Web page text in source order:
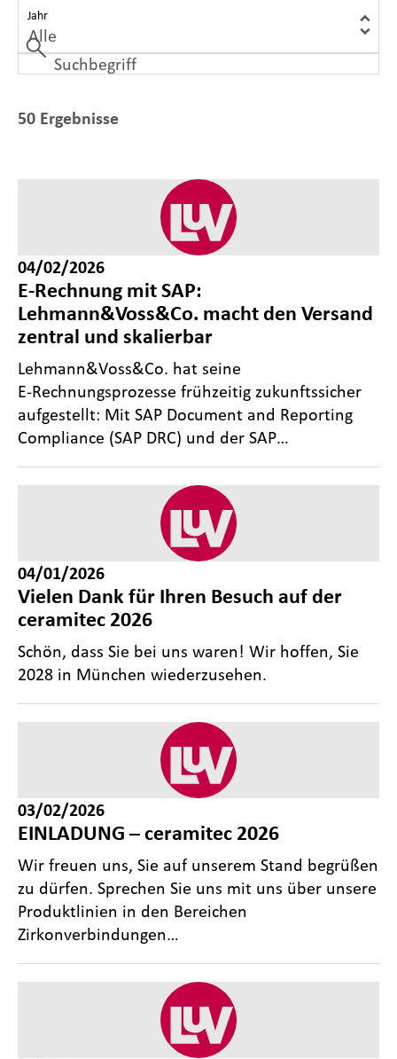
Jahr
50 Ergebnisse
04/02/2026
E-Rechnung mit SAP:
Lehmann&Voss&Co. macht den Versand
zentral und skalierbar
Lehmann&Voss&Co. hat seine
E‑Rechnungsprozesse frühzeitig zukunftssicher
aufgestellt: Mit SAP Document and Reporting
Compliance (SAP DRC) und der SAP…
04/01/2026
Vielen Dank für Ihren Besuch auf der
ceramitec 2026
Schön, dass Sie bei uns waren! Wir hoffen, Sie
2028 in München wiederzusehen.
03/02/2026
EINLADUNG – ceramitec 2026
Wir freuen uns, Sie auf unserem Stand begrüßen
zu dürfen. Sprechen Sie uns mit uns über unsere
Produktlinien in den Bereichen
Zirkonverbindungen…